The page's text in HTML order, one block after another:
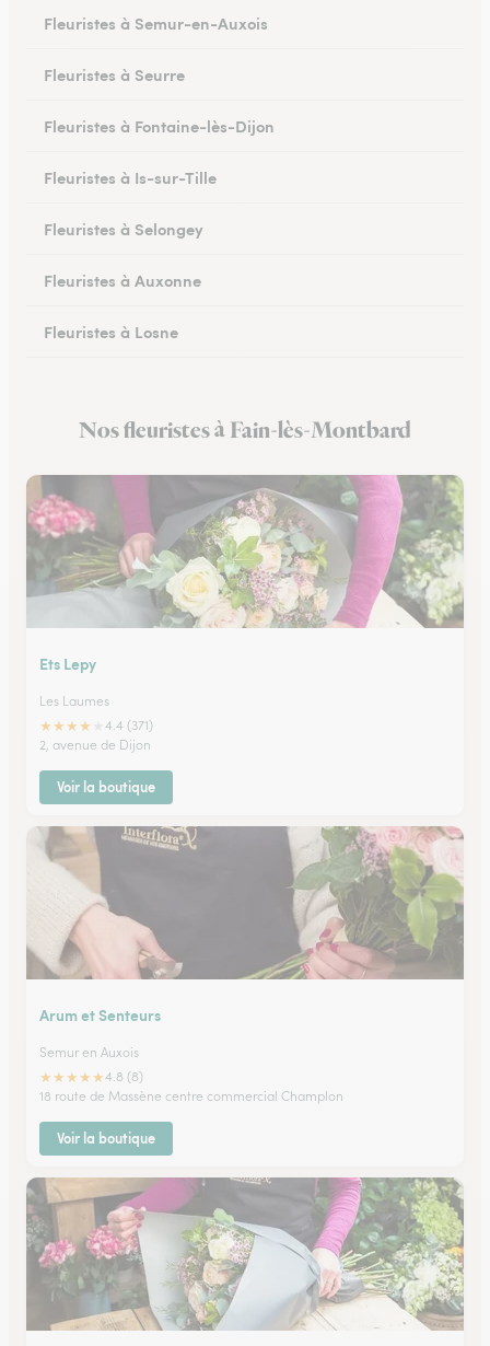
Fleuristes à Semur-en-Auxois
Fleuristes à Seurre
Fleuristes à Fontaine-lès-Dijon
Fleuristes à Is-sur-Tille
Fleuristes à Selongey
Fleuristes à Auxonne
Fleuristes à Losne
Fleuristes à Meursault
Nos fleuristes à Fain-lès-Montbard
Ets Lepy
Les Laumes
★★★★
4.4 (371)
2, avenue de Dijon
Voir la boutique
Arum et Senteurs
Semur en Auxois
★★★★★4.8 (8)
18 route de Massène centre commercial Champlon
Voir la boutique